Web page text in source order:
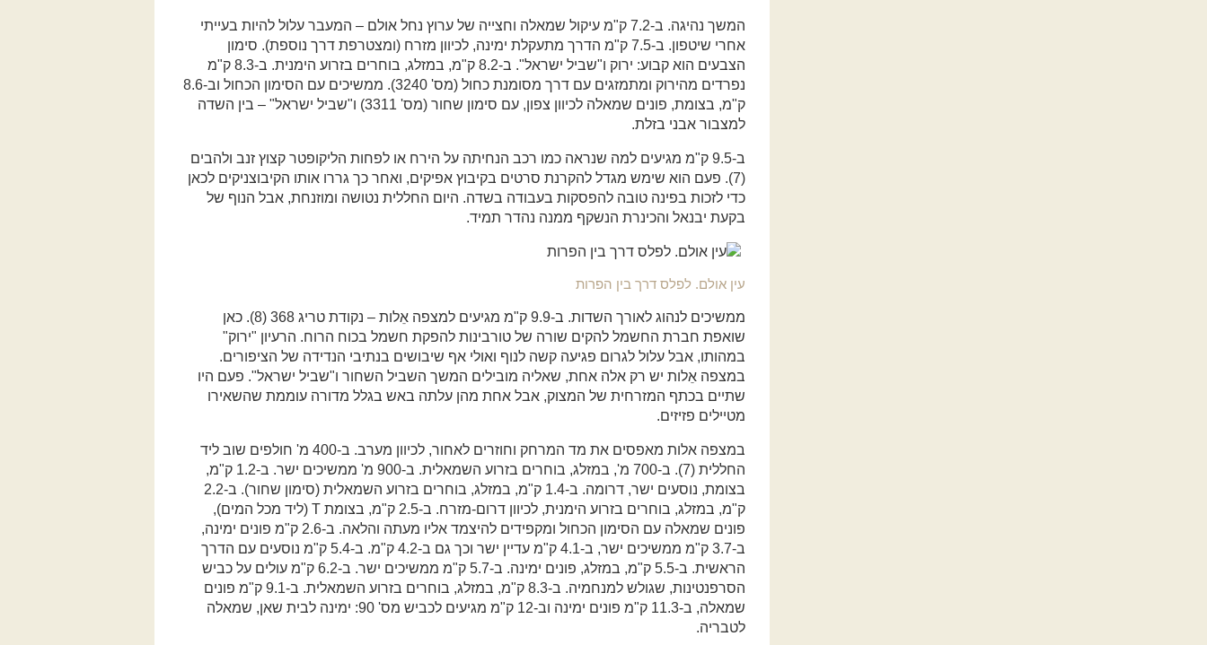
המשך נהיגה. ב-7.2 ק"מ עיקול שמאלה וחצייה של ערוץ נחל אולם – המעבר עלול להיות בעייתי
אחרי שיטפון. ב-7.5 ק"מ הדרך מתעקלת ימינה, לכיוון מזרח (ומצטרפת דרך נוספת). סימון
הצבעים הוא קבוע: ירוק ו"שביל ישראל". ב-8.2 ק"מ, במזלג, בוחרים בזרוע הימנית. ב-8.3 ק"מ
נפרדים מהירוק ומתמזגים עם דרך מסומנת כחול (מס' 3240). ממשיכים עם הסימון הכחול וב-8.6
ק"מ, בצומת, פונים שמאלה לכיוון צפון, עם סימון שחור (מס' 3311) ו"שביל ישראל" – בין השדה
למצבור אבני בזלת.
ב-9.5 ק"מ מגיעים למה שנראה כמו רכב הנחיתה על הירח או לפחות הליקופטר קצוץ זנב ולהבים
(7). פעם הוא שימש מגדל להקרנת סרטים בקיבוץ אפיקים, ואחר כך גררו אותו הקיבוצניקים לכאן
כדי לזכות בפינה טובה להפסקות בעבודה בשדה. היום החללית נטושה ומוזנחת, אבל הנוף של
בקעת יבנאל והכינרת הנשקף ממנה נהדר תמיד.
עין אולם. לפלס דרך בין הפרות
ממשיכים לנהוג לאורך השדות. ב-9.9 ק"מ מגיעים למצפה אֵלות – נקודת טריג 368 (8). כאן
שואפת חברת החשמל להקים שורה של טורבינות להפקת חשמל בכוח הרוח. הרעיון "ירוק"
במהותו, אבל עלול לגרום פגיעה קשה לנוף ואולי אף שיבושים בנתיבי הנדידה של הציפורים.
במצפה אֵלות יש רק אלה אחת, שאליה מובילים המשך השביל השחור ו"שביל ישראל". פעם היו
שתיים בכתף המזרחית של המצוק, אבל אחת מהן עלתה באש בגלל מדורה עוממת שהשאירו
מטיילים פזיזים.
במצפה אלות מאפסים את מד המרחק וחוזרים לאחור, לכיוון מערב. ב-400 מ' חולפים שוב ליד
החללית (7). ב-700 מ', במזלג, בוחרים בזרוע השמאלית. ב-900 מ' ממשיכים ישר. ב-1.2 ק"מ,
בצומת, נוסעים ישר, דרומה. ב-1.4 ק"מ, במזלג, בוחרים בזרוע השמאלית (סימון שחור). ב-2.2
ק"מ, במזלג, בוחרים בזרוע הימנית, לכיוון דרום-מזרח. ב-2.5 ק"מ, בצומת T (ליד מכל המים),
פונים שמאלה עם הסימון הכחול ומקפידים להיצמד אליו מעתה והלאה. ב-2.6 ק"מ פונים ימינה,
ב-3.7 ק"מ ממשיכים ישר, ב-4.1 ק"מ עדיין ישר וכך גם ב-4.2 ק"מ. ב-5.4 ק"מ נוסעים עם הדרך
הראשית. ב-5.5 ק"מ, במזלג, פונים ימינה. ב-5.7 ק"מ ממשיכים ישר. ב-6.2 ק"מ עולים על כביש
הסרפנטינות, שגולש למנחמיה. ב-8.3 ק"מ, במזלג, בוחרים בזרוע השמאלית. ב-9.1 ק"מ פונים
שמאלה, ב-11.3 ק"מ פונים ימינה וב-12 ק"מ מגיעים לכביש מס' 90: ימינה לבית שאן, שמאלה
לטבריה.